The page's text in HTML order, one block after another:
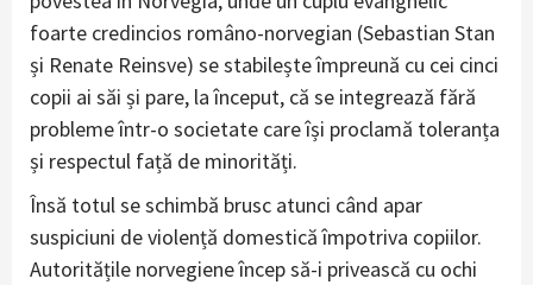
foarte credincios româno-norvegian (Sebastian Stan
și Renate Reinsve) se stabilește împreună cu cei cinci
copii ai săi și pare, la început, că se integrează fără
probleme într-o societate care își proclamă toleranța
și respectul față de minorități.
Însă totul se schimbă brusc atunci când apar
suspiciuni de violență domestică împotriva copiilor.
Autoritățile norvegiene încep să-i privească cu ochi